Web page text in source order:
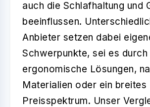
auch die Schlafhaltung und
beeinflussen.
Anbieter setzen dabei
Schwerpunkte, sei es durch
ergonomische Lösungen,
Materialien oder ein breites
Preisspektrum. Unser